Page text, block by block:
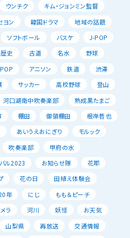
ウンチク
キム・ジョンミン監督
ヨン 韓国ドラマ
地域の話題
ソフトボール バスケ
J-POP
歴史 古道 名水
野球
アニソン 鉄道
渋滞
サッカー 高校野球
登山
河口湖南中吹奏楽部
熟成黒たまご
棚田 御領棚田
根岸哲也
あいうえおにぎり
モルック
吹奏楽部
甲府の水
ル2023
お知らせ隊
花耶
花の日
田植え体験会
年
にじ
もも＆ピーチ
ラ 河川 妖怪
お天気
山梨県 再放送
交通情報